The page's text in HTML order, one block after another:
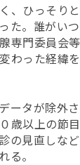
、ひっそり
た。誰がい
専門委員会
わった経緯
ータが除外
歳以上の節
の見直しな
る。